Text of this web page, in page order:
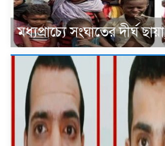
মধ্যপ্রাচ্যে সংঘাতের দীর্ঘ